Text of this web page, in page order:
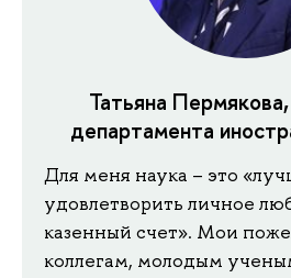
Татьяна
департамента
Для меня наука – это
удовлетворить личное
казенный счет». Мои
коллегам, молодым